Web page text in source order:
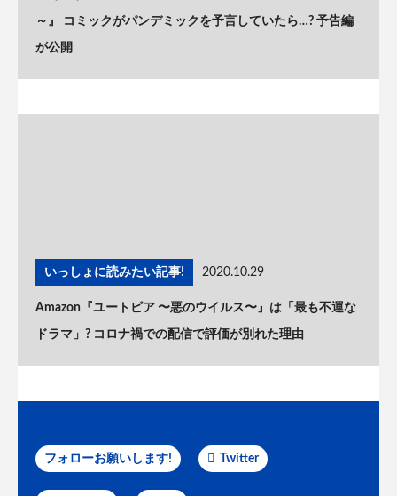
～』 コミックがパンデミックを予言していたら…? 予告編
が公開
いっしょに読みたい記事! 2020.10.29
Amazon『ユートピア 〜悪のウイルス〜』は「最も不運な
ドラマ」? コロナ禍での配信で評価が別れた理由
フォローお願いします! Twitter